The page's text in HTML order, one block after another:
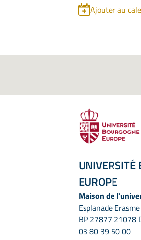
Ajouter au
UNIVERSITÉ
EUROPE
Maison de
Esplanade Erasme
BP 27877 21078
03 80 39 50 00